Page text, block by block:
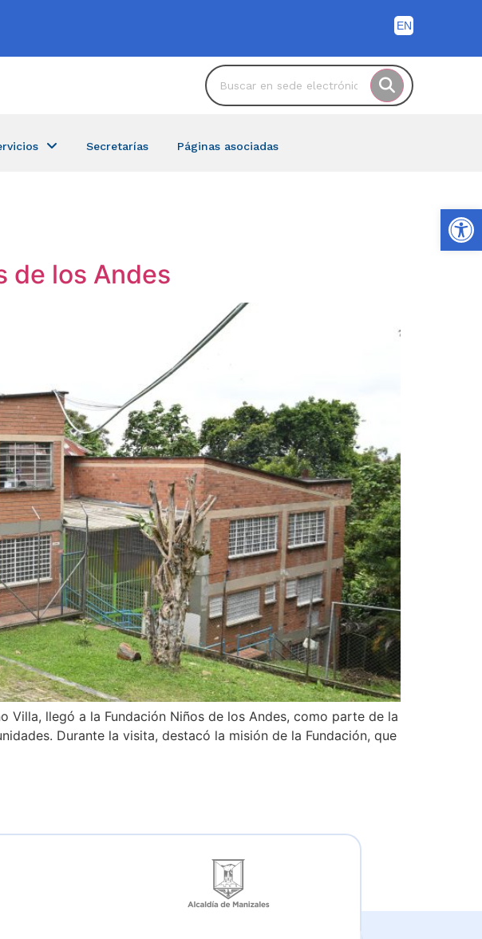
Secretarías Páginas asociadas
de los Andes
Villa, llegó a la Fundación Niños de los Andes, como parte de la
Durante la visita, destacó la misión de la Fundación, que